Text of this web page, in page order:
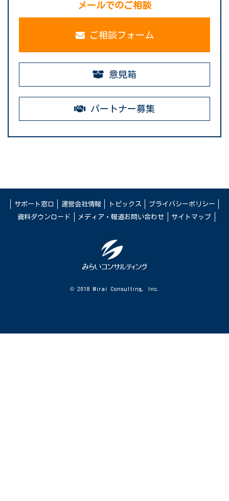
メールでのご相談
ご相談フォーム
意見箱
パートナー募集
サポート窓口 運営会社情報 トピックス
プライバシーポリシー
資料ダウンロード
メディア・報道お問い合わせ サイトマップ
© 2018 Mirai Consulting, Inc.